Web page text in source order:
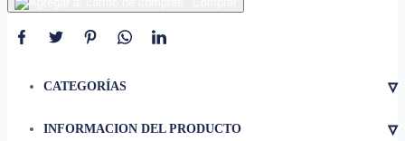
CATEGORÍAS ▿
INFORMACION DEL PRODUCTO ▿